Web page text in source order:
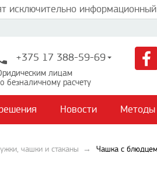
исключительно
+375 17 388-59-69
лицам
безналичному расчету
Новости Методы
чашки и стаканы Чашка с